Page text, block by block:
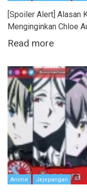
[Spoiler Alert] Alasan
Menginginkan Chloe
Read more
Anime Jejepangan